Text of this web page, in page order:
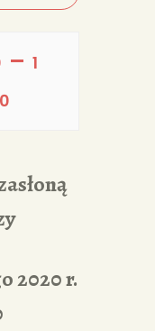
– 1
2020 r.